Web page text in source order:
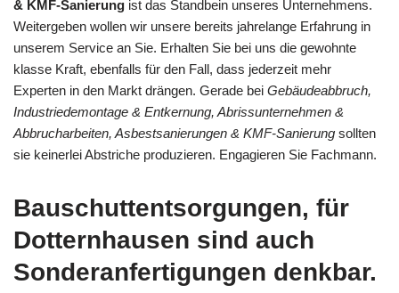
& KMF-Sanierung ist das Standbein unseres Unternehmens.
Weitergeben wollen wir unsere bereits jahrelange Erfahrung in
unserem Service an Sie. Erhalten Sie bei uns die gewohnte
klasse Kraft, ebenfalls für den Fall, dass jederzeit mehr
Experten in den Markt drängen. Gerade bei Gebäudeabbruch,
Industriedemontage & Entkernung, Abrissunternehmen &
Abbrucharbeiten, Asbestsanierungen & KMF-Sanierung sollten
sie keinerlei Abstriche produzieren. Engagieren Sie Fachmann.
Bauschuttentsorgungen, für
Dotternhausen sind auch
Sonderanfertigungen denkbar.